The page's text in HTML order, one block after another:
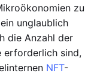
zu
unglaublich
die Anzahl der
erforderlich sind,
NFT-